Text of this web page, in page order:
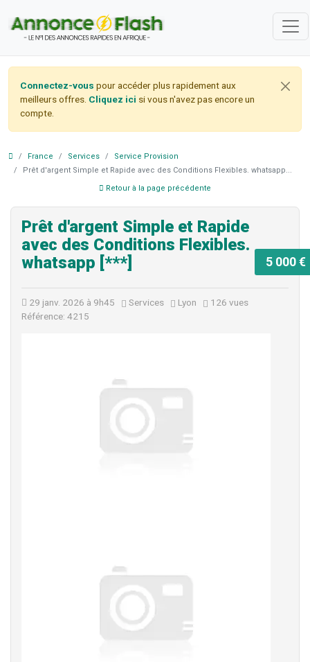
Connectez-vous pour accéder plus rapidement aux
meilleurs offres. Cliquez ici si vous n'avez pas encore un
compte.
France Services
Service Provision
Prêt d'argent Simple et Rapide avec des Conditions Flexibles. whatsapp...
Retour à la page précédente
Prêt d'argent Simple et Rapide
avec des Conditions Flexibles.
whatsapp [***]
29 janv. 2026 à 9h45 Services Lyon
126 vues
Référence: 4215
5 000 €